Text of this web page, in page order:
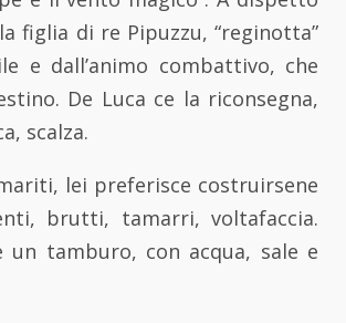
figlia di re Pipuzzu, “reginotta”
e dall’animo combattivo, che
De Luca ce la riconsegna,
scalza.
lei preferisce costruirsene
brutti, tamarri, voltafaccia.
tamburo, con acqua, sale e